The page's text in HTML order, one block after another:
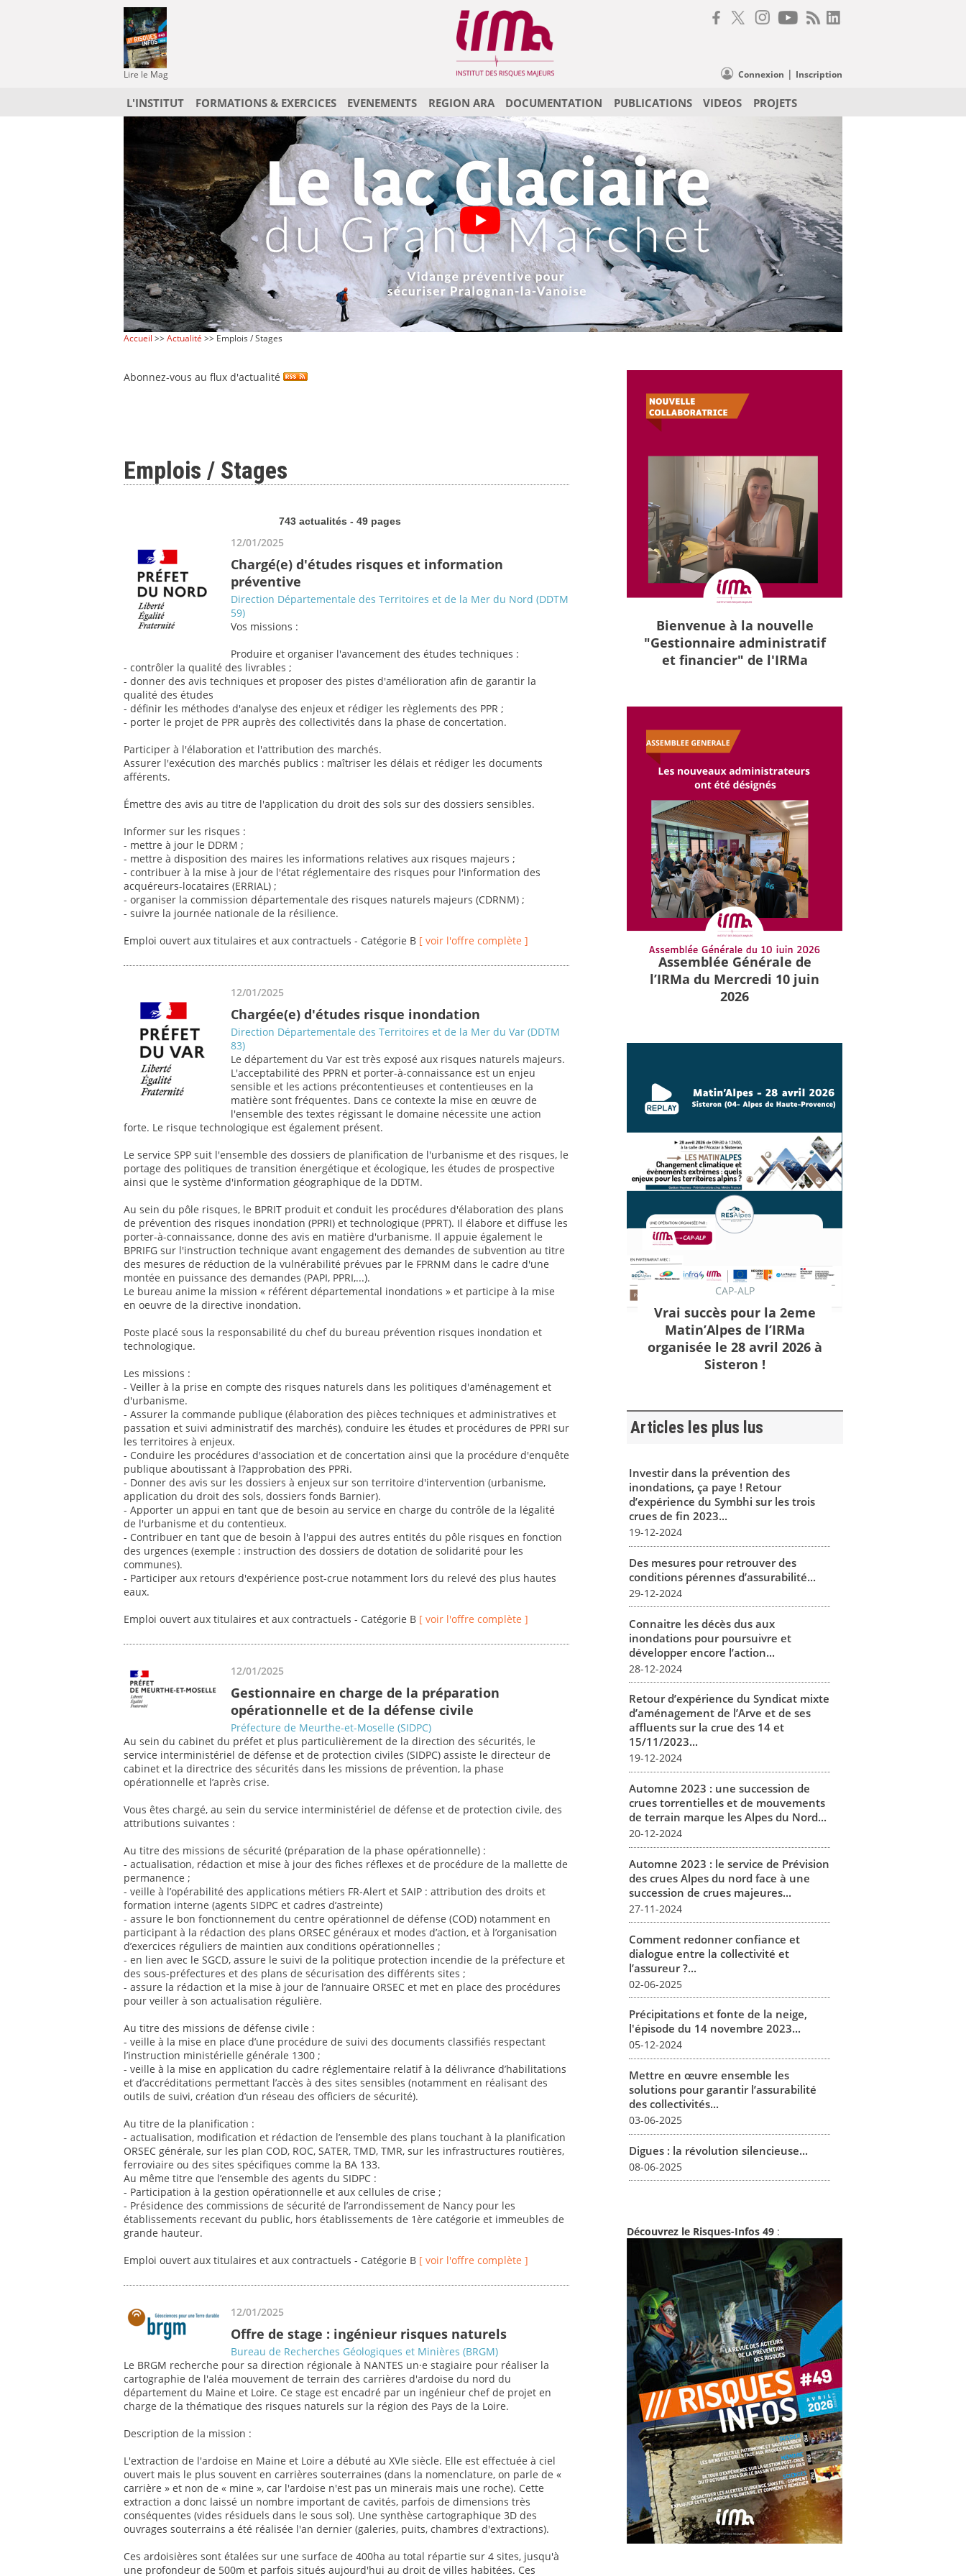
Lire le Mag Connexion | Inscription
L'INSTITUT FORMATIONS & EXERCICES EVENEMENTS REGION ARA DOCUMENTATION PUBLICATIONS VIDEOS PROJETS
Accueil >>Actualité >> Emplois / Stages
Abonnez-vous au flux d'actualité
Emplois / Stages
743 actualités - 49 pages
12/01/2025
Chargé(e) d'études risques et information
préventive
Direction Départementale des Territoires et de la Mer du Nord (DDTM
59)
Vos missions :
Produire et organiser l'avancement des études techniques :
- contrôler la qualité des livrables ;
- donner des avis techniques et proposer des pistes d'amélioration afin de garantir la
qualité des études
- définir les méthodes d'analyse des enjeux et rédiger les règlements des PPR ;
- porter le projet de PPR auprès des collectivités dans la phase de concertation.
Participer à l'élaboration et l'attribution des marchés.
Assurer l'exécution des marchés publics : maîtriser les délais et rédiger les documents
afférents.
Émettre des avis au titre de l'application du droit des sols sur des dossiers sensibles.
Informer sur les risques :
- mettre à jour le DDRM ;
- mettre à disposition des maires les informations relatives aux risques majeurs ;
- contribuer à la mise à jour de l'état réglementaire des risques pour l'information des
acquéreurs-locataires (ERRIAL) ;
- organiser la commission départementale des risques naturels majeurs (CDRNM) ;
- suivre la journée nationale de la résilience.
Emploi ouvert aux titulaires et aux contractuels - Catégorie B [ voir l'offre complète ]
12/01/2025
Chargée(e) d'études risque inondation
Direction Départementale des Territoires et de la Mer du Var (DDTM
83)
Le département du Var est très exposé aux risques naturels majeurs.
L'acceptabilité des PPRN et porter-à-connaissance est un enjeu
sensible et les actions précontentieuses et contentieuses en la
matière sont fréquentes. Dans ce contexte la mise en œuvre de
l'ensemble des textes régissant le domaine nécessite une action
forte. Le risque technologique est également présent.
Le service SPP suit l'ensemble des dossiers de planification de l'urbanisme et des risques, le
portage des politiques de transition énergétique et écologique, les études de prospective
ainsi que le système d'information géographique de la DDTM.
Au sein du pôle risques, le BPRIT produit et conduit les procédures d'élaboration des plans
de prévention des risques inondation (PPRI) et technologique (PPRT). Il élabore et diffuse les
porter-à-connaissance, donne des avis en matière d'urbanisme. Il appuie également le
BPRIFG sur l'instruction technique avant engagement des demandes de subvention au titre
des mesures de réduction de la vulnérabilité prévues par le FPRNM dans le cadre d'une
montée en puissance des demandes (PAPI, PPRI,...).
Le bureau anime la mission « référent départemental inondations » et participe à la mise
en oeuvre de la directive inondation.
Poste placé sous la responsabilité du chef du bureau prévention risques inondation et
technologique.
Les missions :
- Veiller à la prise en compte des risques naturels dans les politiques d'aménagement et
d'urbanisme.
- Assurer la commande publique (élaboration des pièces techniques et administratives et
passation et suivi administratif des marchés), conduire les études et procédures de PPRI sur
les territoires à enjeux.
- Conduire les procédures d'association et de concertation ainsi que la procédure d'enquête
publique aboutissant à l?approbation des PPRi.
- Donner des avis sur les dossiers à enjeux sur son territoire d'intervention (urbanisme,
application du droit des sols, dossiers fonds Barnier).
- Apporter un appui en tant que de besoin au service en charge du contrôle de la légalité
de l'urbanisme et du contentieux.
- Contribuer en tant que de besoin à l'appui des autres entités du pôle risques en fonction
des urgences (exemple : instruction des dossiers de dotation de solidarité pour les
communes).
- Participer aux retours d'expérience post-crue notamment lors du relevé des plus hautes
eaux.
Emploi ouvert aux titulaires et aux contractuels - Catégorie B [ voir l'offre complète ]
12/01/2025
Gestionnaire en charge de la préparation
opérationnelle et de la défense civile
Préfecture de Meurthe-et-Moselle (SIDPC)
Au sein du cabinet du préfet et plus particulièrement de la direction des sécurités, le
service interministériel de défense et de protection civiles (SIDPC) assiste le directeur de
cabinet et la directrice des sécurités dans les missions de prévention, la phase
opérationnelle et l’après crise.
Vous êtes chargé, au sein du service interministériel de défense et de protection civile, des
attributions suivantes :
Au titre des missions de sécurité (préparation de la phase opérationnelle) :
- actualisation, rédaction et mise à jour des fiches réflexes et de procédure de la mallette de
permanence ;
- veille à l’opérabilité des applications métiers FR-Alert et SAIP : attribution des droits et
formation interne (agents SIDPC et cadres d’astreinte)
- assure le bon fonctionnement du centre opérationnel de défense (COD) notamment en
participant à la rédaction des plans ORSEC généraux et modes d’action, et à l’organisation
d’exercices réguliers de maintien aux conditions opérationnelles ;
- en lien avec le SGCD, assure le suivi de la politique protection incendie de la préfecture et
des sous-préfectures et des plans de sécurisation des différents sites ;
- assure la rédaction et la mise à jour de l’annuaire ORSEC et met en place des procédures
pour veiller à son actualisation régulière.
Au titre des missions de défense civile :
- veille à la mise en place d’une procédure de suivi des documents classifiés respectant
l’instruction ministérielle générale 1300 ;
- veille à la mise en application du cadre réglementaire relatif à la délivrance d’habilitations
et d’accréditations permettant l’accès à des sites sensibles (notamment en réalisant des
outils de suivi, création d’un réseau des officiers de sécurité).
Au titre de la planification :
- actualisation, modification et rédaction de l’ensemble des plans touchant à la planification
ORSEC générale, sur les plan COD, ROC, SATER, TMD, TMR, sur les infrastructures routières,
ferroviaire ou des sites spécifiques comme la BA 133.
Au même titre que l’ensemble des agents du SIDPC :
- Participation à la gestion opérationnelle et aux cellules de crise ;
- Présidence des commissions de sécurité de l’arrondissement de Nancy pour les
établissements recevant du public, hors établissements de 1ère catégorie et immeubles de
grande hauteur.
Emploi ouvert aux titulaires et aux contractuels - Catégorie B [ voir l'offre complète ]
12/01/2025
Offre de stage : ingénieur risques naturels
Bureau de Recherches Géologiques et Minières (BRGM)
Le BRGM recherche pour sa direction régionale à NANTES un·e stagiaire pour réaliser la
cartographie de l'aléa mouvement de terrain des carrières d'ardoise du nord du
département du Maine et Loire. Ce stage est encadré par un ingénieur chef de projet en
charge de la thématique des risques naturels sur la région des Pays de la Loire.
Description de la mission :
L'extraction de l'ardoise en Maine et Loire a débuté au XVIe siècle. Elle est effectuée à ciel
ouvert mais le plus souvent en carrières souterraines (dans la nomenclature, on parle de «
carrière » et non de « mine », car l'ardoise n'est pas un minerais mais une roche). Cette
extraction a donc laissé un nombre important de cavités, parfois de dimensions très
conséquentes (vides résiduels dans le sous sol). Une synthèse cartographique 3D des
ouvrages souterrains a été réalisée l'an dernier (galeries, puits, chambres d'extractions).
Ces ardoisières sont étalées sur une surface de 400ha au total répartie sur 4 sites, jusqu'à
une profondeur de 500m et parfois situés aujourd'hui au droit de villes habitées. Ces
Bienvenue à la nouvelle
"Gestionnaire administratif
et financier" de l'IRMa
Assemblée Générale de
l’IRMa du Mercredi 10 juin
2026
CAP-ALP
Vrai succès pour la 2eme
Matin’Alpes de l’IRMa
organisée le 28 avril 2026 à
Sisteron !
Articles les plus lus
Investir dans la prévention des
inondations, ça paye ! Retour
d’expérience du Symbhi sur les trois
crues de fin 2023...
19-12-2024
Des mesures pour retrouver des
conditions pérennes d’assurabilité...
29-12-2024
Connaitre les décès dus aux
inondations pour poursuivre et
développer encore l’action...
28-12-2024
Retour d’expérience du Syndicat mixte
d’aménagement de l’Arve et de ses
affluents sur la crue des 14 et
15/11/2023...
19-12-2024
Automne 2023 : une succession de
crues torrentielles et de mouvements
de terrain marque les Alpes du Nord...
20-12-2024
Automne 2023 : le service de Prévision
des crues Alpes du nord face à une
succession de crues majeures...
27-11-2024
Comment redonner confiance et
dialogue entre la collectivité et
l’assureur ?...
02-06-2025
Précipitations et fonte de la neige,
l'épisode du 14 novembre 2023...
05-12-2024
Mettre en œuvre ensemble les
solutions pour garantir l’assurabilité
des collectivités...
03-06-2025
Digues : la révolution silencieuse...
08-06-2025
Découvrez le Risques-Infos 49 :